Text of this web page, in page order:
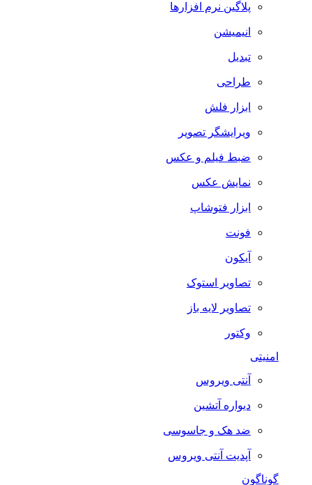
پلاگین نرم افزارها
انیمیشن
تبدیل
طراحی
ابزار فلش
ویرایشگر تصویر
ضبط فيلم و عكس
نمایش عکس
ابزار فتوشاپ
فونت
آیکون
تصاویر استوک
تصاویر لایه باز
وکتور
آنتی ویروس
دیواره آتشین
ضد هک و جاسوسی
آپدیت آنتی ویروس
گوناگون